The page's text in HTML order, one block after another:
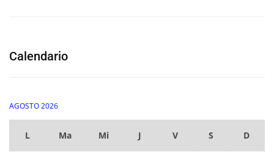
Calendario
AGOSTO 2026
L Ma Mi J V S D